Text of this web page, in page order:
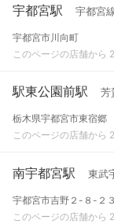
宇都宮駅 宇都宮
宇都宮市川向町
このページの店舗から
駅東公園前駅 芳
栃木県宇都宮市東宿郷
このページの店舗から
南宇都宮駅 東武
宇都宮市吉野２-８-２３
このページの店舗から